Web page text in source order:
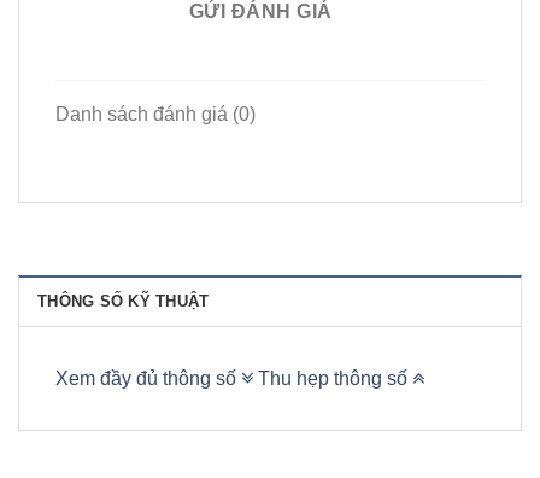
GỬI ĐÁNH GIÁ
Danh sách đánh giá (0)
THÔNG SỐ KỸ THUẬT
Xem đầy đủ thông số Thu hẹp thông số